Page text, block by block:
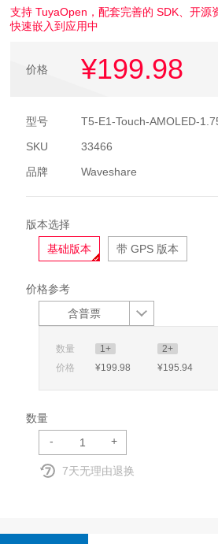
支持 TuyaOpen，配套完善的 SDK、开源
快速嵌入到应用中
价格 ¥199.98
型号
T5-E1-Touch-AMOLED-
SKU
33466
品牌
Waveshare
版本选择
基础版本
带 GPS 版本
价格参考
含普票
数量 1+ 2+
价格
¥199.98 ¥195.94
数量
-
+
7天无理由退换